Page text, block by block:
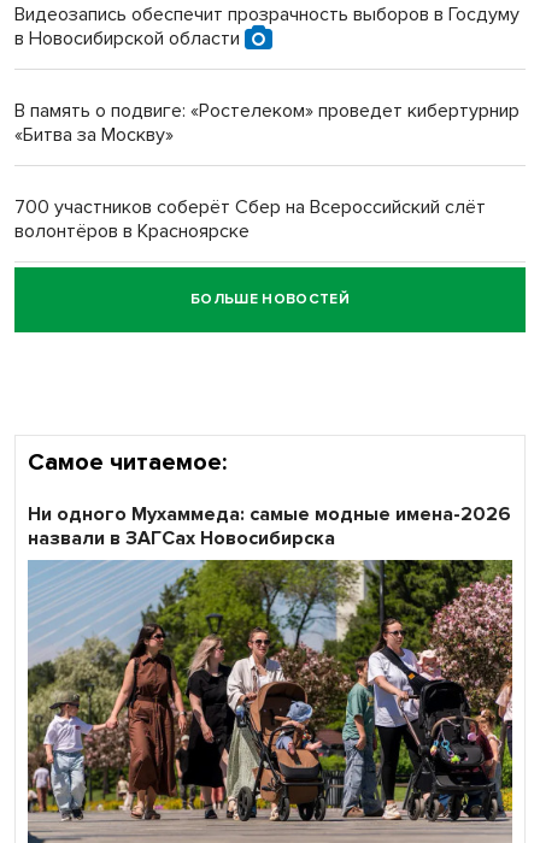
Новосибирский преподаватель с женой вошли в топ-16
Обновлённое отделение ВТБ открылось в Искитиме
Видеозапись обеспечит прозрачность выборов в Госдуму
в Новосибирской области
В память о подвиге: «Ростелеком» проведет кибертурнир
«Битва за Москву»
700 участников соберёт Сбер на Всероссийский слёт
волонтёров в Красноярске
Честный выбор: видеонаблюдение обеспечит
объективность результатов ЕДГ в Новосибирской
БОЛЬШЕ НОВОСТЕЙ
Самое читаемое:
Ни одного Мухаммеда: самые модные имена-2026
назвали в ЗАГСах Новосибирска